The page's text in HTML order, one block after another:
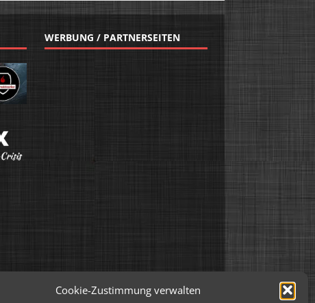
Cookie-Zustimmung verwalten
WERBUNG / PARTNERSEITEN